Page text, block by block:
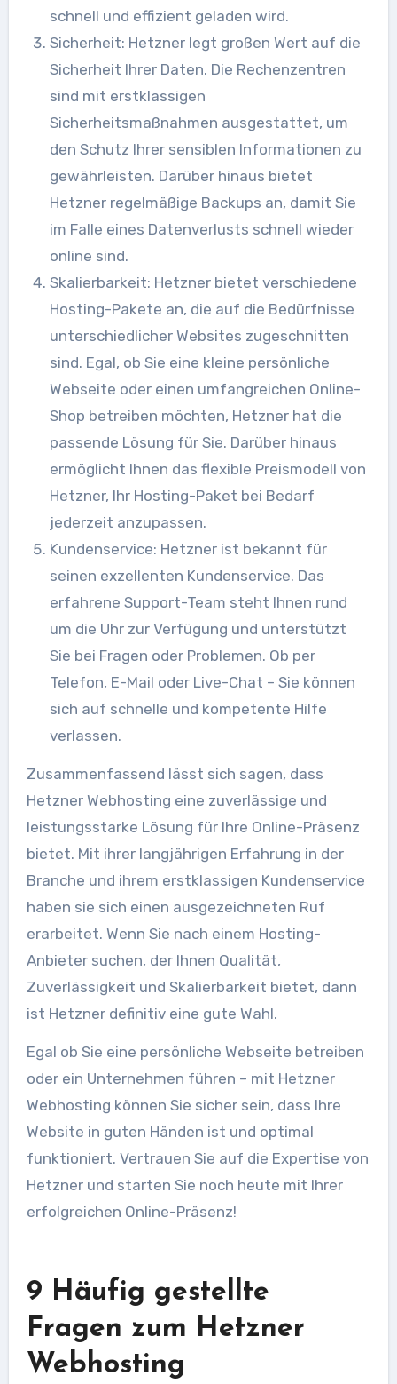
schnell und effizient geladen wird.
Sicherheit: Hetzner legt großen Wert auf die
Sicherheit Ihrer Daten. Die Rechenzentren
sind mit erstklassigen
Sicherheitsmaßnahmen ausgestattet, um
den Schutz Ihrer sensiblen Informationen zu
gewährleisten. Darüber hinaus bietet
Hetzner regelmäßige Backups an, damit Sie
im Falle eines Datenverlusts schnell wieder
online sind.
Skalierbarkeit: Hetzner bietet verschiedene
Hosting-Pakete an, die auf die Bedürfnisse
unterschiedlicher Websites zugeschnitten
sind. Egal, ob Sie eine kleine persönliche
Webseite oder einen umfangreichen Online-
Shop betreiben möchten, Hetzner hat die
passende Lösung für Sie. Darüber hinaus
ermöglicht Ihnen das flexible Preismodell von
Hetzner, Ihr Hosting-Paket bei Bedarf
jederzeit anzupassen.
Kundenservice: Hetzner ist bekannt für
seinen exzellenten Kundenservice. Das
erfahrene Support-Team steht Ihnen rund
um die Uhr zur Verfügung und unterstützt
Sie bei Fragen oder Problemen. Ob per
Telefon, E-Mail oder Live-Chat – Sie können
sich auf schnelle und kompetente Hilfe
verlassen.
Zusammenfassend lässt sich sagen, dass
Hetzner Webhosting eine zuverlässige und
leistungsstarke Lösung für Ihre Online-Präsenz
bietet. Mit ihrer langjährigen Erfahrung in der
Branche und ihrem erstklassigen Kundenservice
haben sie sich einen ausgezeichneten Ruf
erarbeitet. Wenn Sie nach einem Hosting-
Anbieter suchen, der Ihnen Qualität,
Zuverlässigkeit und Skalierbarkeit bietet, dann
ist Hetzner definitiv eine gute Wahl.
Egal ob Sie eine persönliche Webseite betreiben
oder ein Unternehmen führen – mit Hetzner
Webhosting können Sie sicher sein, dass Ihre
Website in guten Händen ist und optimal
funktioniert. Vertrauen Sie auf die Expertise von
Hetzner und starten Sie noch heute mit Ihrer
erfolgreichen Online-Präsenz!
9 Häufig gestellte
Fragen zum Hetzner
Webhosting